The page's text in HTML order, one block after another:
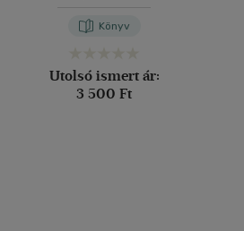
Könyv
Utolsó ismert ár:
3 500 Ft